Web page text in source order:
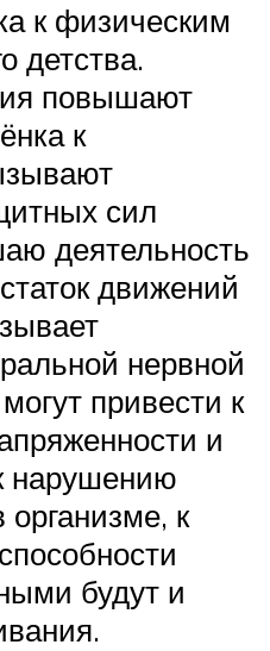
к физическим
детства.
повышают
к
сил
деятельность
движений
нервной
привести к
и
нарушению
к
будут и